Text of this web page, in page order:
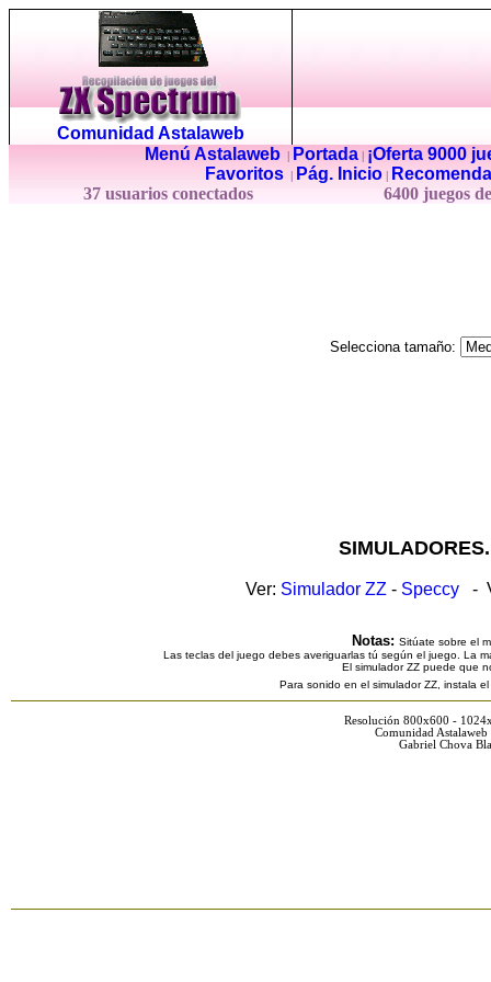
Comunidad Astalaweb
Menú Astalaweb| Portada|
¡Oferta 9000
Favoritos
Pág. Inicio
37 usuarios conectados
6400 juegos
Selecciona tamaño:
Ver: Simulador ZZ - Speccy -
Notas: Sitúate sobre el
Las teclas del juego debes averiguarlas tú según el juego. La
El simulador ZZ puede que
Para sonido en el simulador ZZ, instala
Resolución 800x600 -
Comunidad
Gabriel Chova